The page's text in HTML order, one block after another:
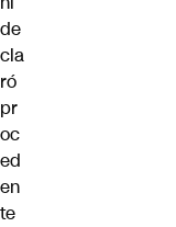
de
cla
ró
pr
oc
ed
en
te